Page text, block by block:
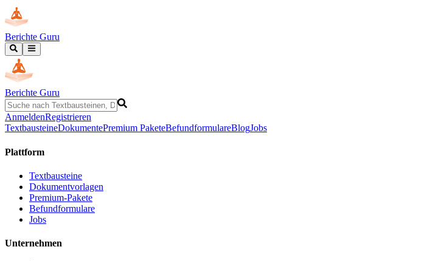
Berichte Guru
Berichte Guru
AnmeldenRegistrieren
TextbausteineDokumentePremium PaketeBefundformulareBlogJobs
Plattform
Textbausteine
Dokumentvorlagen
Premium-Pakete
Befundformulare
Jobs
Unternehmen